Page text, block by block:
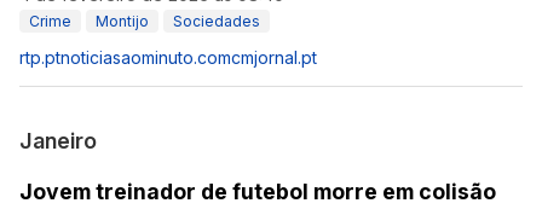
Crime Montijo Sociedades
rtp.ptnoticiasaominuto.comcmjornal.pt
Janeiro
Jovem treinador de futebol morre em colisão